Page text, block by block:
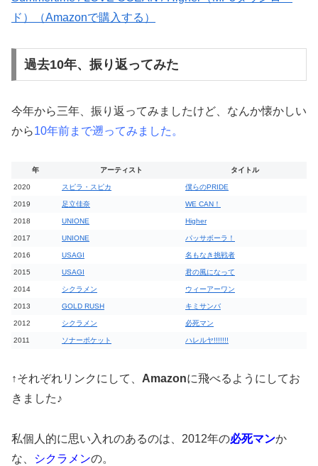
ド）（Amazonで購入する）
過去10年、振り返ってみた
今年から三年、振り返ってみましたけど、なんか懐かしい
から10年前まで遡ってみました。
年 アーティスト タイトル
2020 スピラ・スピカ 僕らのPRIDE
2019 足立佳奈 WE CAN！
2018 UNIONE Higher
2017 UNIONE パッサボーラ！
2016 USAGI 名もなき挑戦者
2015 USAGI 君の風になって
2014 シクラメン ウィーアーワン
2013 GOLD RUSH キミサンバ
2012 シクラメン 必死マン
2011 ソナーポケット ハレルヤ!!!!!!!
↑それぞれリンクにして、 Amazonに飛べるようにしてお
きました♪
私個人的に思い入れのあるのは、2012年の必死マンか
な、
シクラメンの。